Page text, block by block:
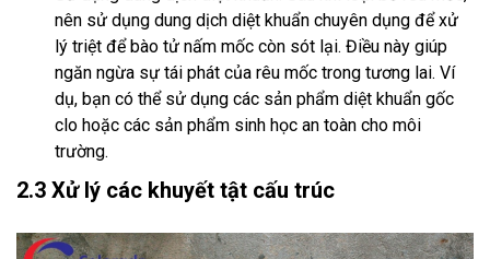
nên sử dụng dung dịch diệt khuẩn chuyên dụng để xử
lý triệt để bào tử nấm mốc còn sót lại. Điều này giúp
ngăn ngừa sự tái phát của rêu mốc trong tương lai. Ví
dụ, bạn có thể sử dụng các sản phẩm diệt khuẩn gốc
clo hoặc các sản phẩm sinh học an toàn cho môi
trường.
2.3 Xử lý các khuyết tật cấu trúc